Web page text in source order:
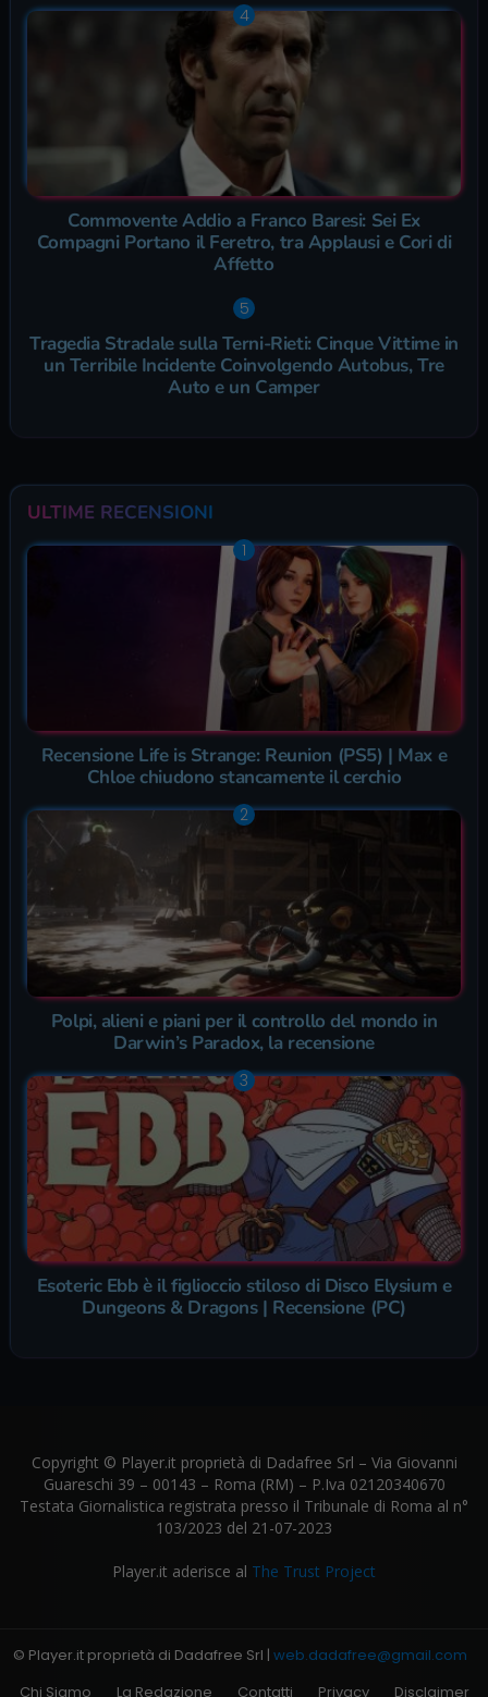
Commovente Addio a Franco Baresi: Sei Ex
Compagni Portano il Feretro, tra Applausi e Cori di
Affetto
Tragedia Stradale sulla Terni-Rieti: Cinque Vittime in
un Terribile Incidente Coinvolgendo Autobus, Tre
Auto e un Camper
ULTIME RECENSIONI
Recensione Life is Strange: Reunion (PS5) | Max e
Chloe chiudono stancamente il cerchio
Polpi, alieni e piani per il controllo del mondo in
Darwin’s Paradox, la recensione
Esoteric Ebb è il figlioccio stiloso di Disco Elysium e
Dungeons & Dragons | Recensione (PC)
Copyright © Player.it proprietà di Dadafree Srl – Via Giovanni
Guareschi 39 – 00143 – Roma (RM) – P.Iva 02120340670
Testata Giornalistica registrata presso il Tribunale di Roma al n°
103/2023 del 21-07-2023
Player.it aderisce al The Trust Project
© Player.it proprietà di Dadafree Srl | web.dadafree@gmail.com
Chi Siamo
La Redazione Contatti Privacy Disclaimer